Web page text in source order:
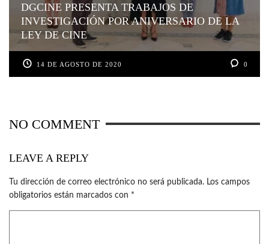
DGCINE PRESENTA TRABAJOS DE
INVESTIGACIÓN POR ANIVERSARIO DE LA
LEY DE CINE
14 DE AGOSTO DE 2020 0
NO COMMENT
LEAVE A REPLY
Tu dirección de correo electrónico no será publicada. Los campos
obligatorios están marcados con *